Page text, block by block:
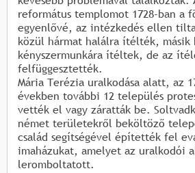
református templomot 1728-ban a
egyenlővé, az intézkedés ellen
közül hármat halálra ítélték, másik
kényszermunkára ítéltek, de az
felfüggesztették.
Mária Terézia uralkodása alatt, az
években további 12 település
vették el vagy záratták be.
német területekről beköltöző
család segítségével építették fel
imaházukat, amelyet az uralkodói
leromboltatott.